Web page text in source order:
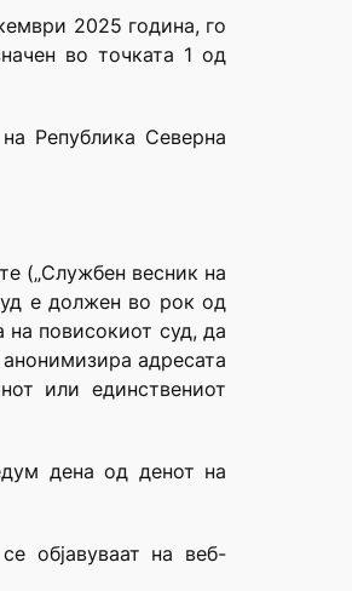
2025 година, го
во точката 1 од
Република Северна
(„Службен весник на
е должен во рок од
повисокиот суд, да
адресата
или единствениот
дена од денот на
објавуваат на веб-